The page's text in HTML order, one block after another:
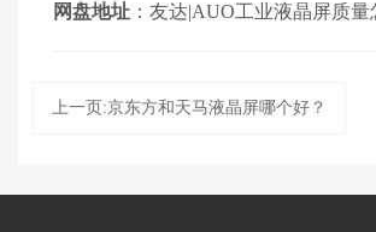
网盘地址 ：友达|AUO工业液晶屏质量
上一页:京东方和天马液晶屏哪个好？